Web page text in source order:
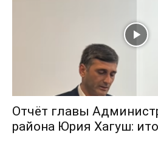
Отчёт главы
района Юрия Хагуш: